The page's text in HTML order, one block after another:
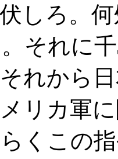
しろ。
それに
れから
リカ軍
くこの